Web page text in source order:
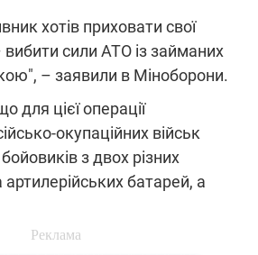
хотів приховати свої
сили АТО із займаних
– заявили в Міноборони.
для цієї операції
окупаційних військ
з двох різних
артилерійських батарей, а